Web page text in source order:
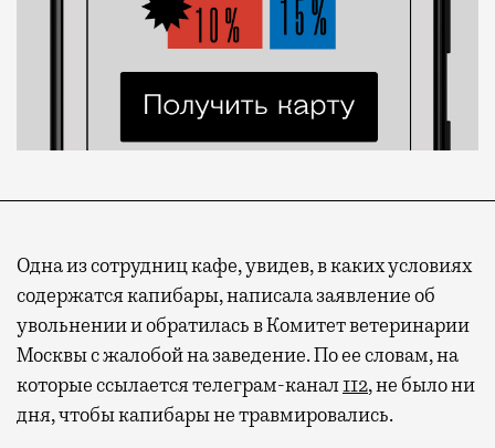
Одна из сотрудниц кафе, увидев, в каких условиях
содержатся капибары, написала заявление об
увольнении и обратилась в Комитет ветеринарии
Москвы с жалобой на заведение. По ее словам, на
которые ссылается телеграм-канал112, не было ни
дня, чтобы капибары не травмировались.